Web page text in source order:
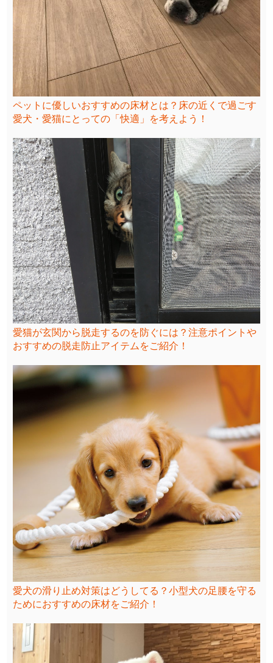
ペットに優しいおすすめの床材とは？床の近くで過ごす
愛犬・愛猫にとっての「快適」を考えよう！
愛猫が玄関から脱走するのを防ぐには？注意ポイントや
おすすめの脱走防止アイテムをご紹介！
愛犬の滑り止め対策はどうしてる？小型犬の足腰を守る
ためにおすすめの床材をご紹介！